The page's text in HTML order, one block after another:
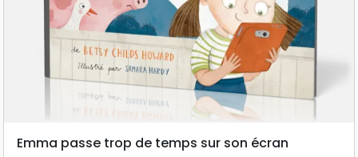
Emma passe trop de temps sur son écran